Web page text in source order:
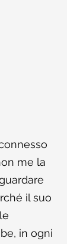
me la
il suo
in ogni